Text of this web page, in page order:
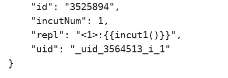
    "id": "3525894",
    "incutNum": 1,
    "repl": "<1>:{{incut1()}}",
    "uid": "_uid_3564513_i_1"